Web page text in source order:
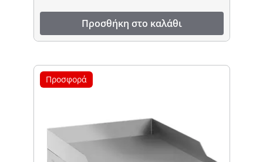
Προσθήκη στο καλάθι
Προσφορά